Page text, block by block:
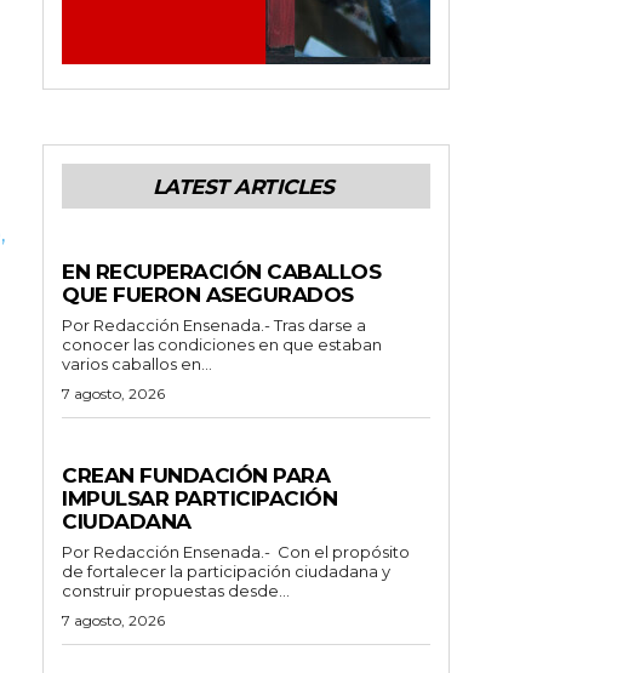
LATEST ARTICLES
EN RECUPERACIÓN CABALLOS
QUE FUERON ASEGURADOS
Por Redacción Ensenada.- Tras darse a
conocer las condiciones en que estaban
varios caballos en...
7 agosto, 2026
CREAN FUNDACIÓN PARA
IMPULSAR PARTICIPACIÓN
CIUDADANA
Por Redacción Ensenada.- Con el propósito
de fortalecer la participación ciudadana y
construir propuestas desde...
7 agosto, 2026